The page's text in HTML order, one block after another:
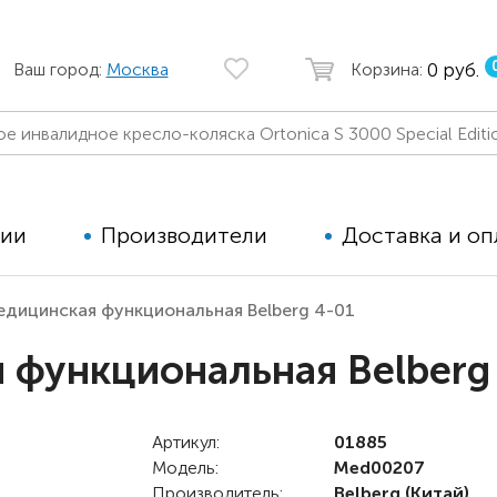
Ваш город: Москва Корзина: 0 руб.
Коляски для детей с ДЦП
Детские вертикализаторы
Производители Доставка и
функциональная Belberg 4-01
функциональная
Артикул:
01885
Модель:
Med00207